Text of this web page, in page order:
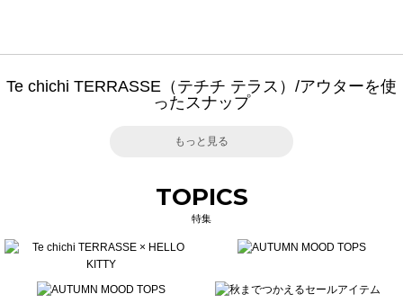
Te chichi TERRASSE（テチチ テラス）/アウターを使
ったスナップ
もっと見る
TOPICS
特集